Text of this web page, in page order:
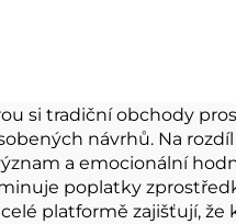
si tradiční obchody
návrhů. Na rozdíl
a emocionální
poplatky
platformě zajišťují, že